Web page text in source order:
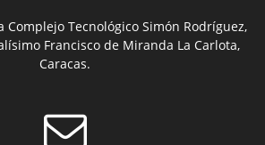
Complejo Tecnológico Simón Rodríguez,
Francisco de Miranda La Carlota,
Caracas.